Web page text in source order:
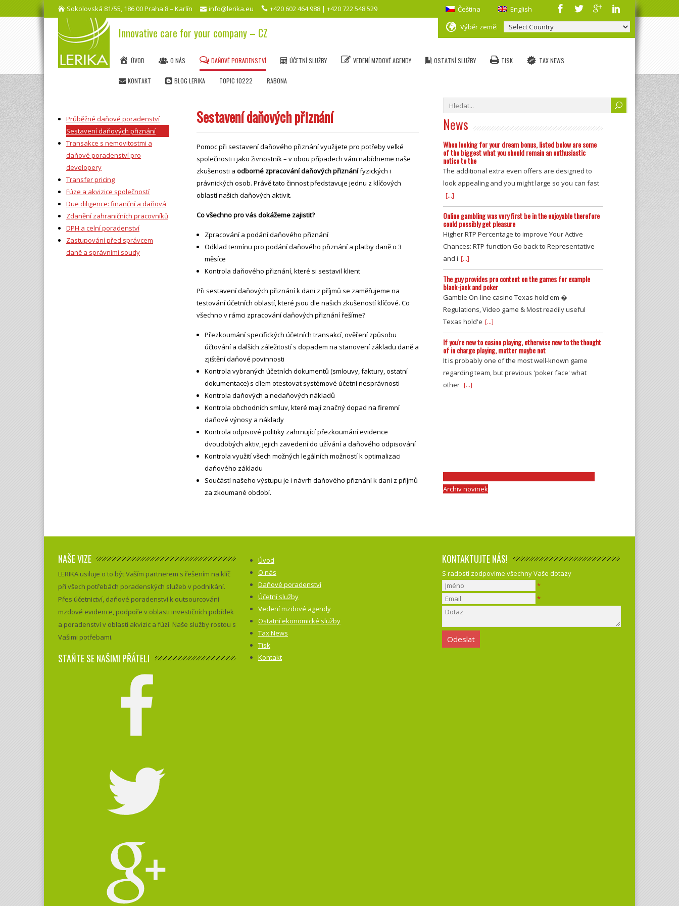
Sokolovská 81/55, 186 00 Praha 8 – Karlín info@lerika.eu +420 602 464 988 | +420 722 548 529 Čeština English
Innovative care for your company – CZ Výběr země:
ÚVOD O NÁS DAŇOVÉ PORADENSTVÍ ÚČETNÍ SLUŽBY VEDENÍ MZDOVÉ AGENDY OSTATNÍ SLUŽBY TISK TAX NEWS
KONTAKT BLOG LERIKA TOPIC 10222 RABONA
Průběžné daňové poradenství
Sestavení daňových přiznání
Transakce s nemovitostmi a
daňové poradenství pro
developery
Transfer pricing
Fúze a akvizice společností
Due diligence: finanční a daňová
Zdanění zahraničních pracovníků
DPH a celní poradenství
Zastupování před správcem
daně a správními soudy
Sestavení daňových přiznání
Pomoc při sestavení daňového přiznání využijete pro potřeby velké
společnosti i jako živnostník – v obou případech vám nabídneme naše
zkušenosti a odborné zpracování daňových přiznánífyzických i
právnických osob. Právě tato činnost představuje jednu z klíčových
oblastí našich daňových aktivit.
Co všechno pro vás dokážeme zajistit?
Zpracování a podání daňového přiznání
Odklad termínu pro podání daňového přiznání a platby daně o 3
měsíce
Kontrola daňového přiznání, které si sestavil klient
Při sestavení daňových přiznání k dani z příjmů se zaměřujeme na
testování účetních oblastí, které jsou dle našich zkušeností klíčové. Co
všechno v rámci zpracování daňových přiznání řešíme?
Přezkoumání specifických účetních transakcí, ověření způsobu
účtování a dalších záležitostí s dopadem na stanovení základu daně a
zjištění daňové povinnosti
Kontrola vybraných účetních dokumentů (smlouvy, faktury, ostatní
dokumentace) s cílem otestovat systémové účetní nesprávnosti
Kontrola daňových a nedaňových nákladů
Kontrola obchodních smluv, které mají značný dopad na firemní
daňové výnosy a náklady
Kontrola odpisové politiky zahrnující přezkoumání evidence
dvoudobých aktiv, jejich zavedení do užívání a daňového odpisování
Kontrola využití všech možných legálních možností k optimalizaci
daňového základu
Součástí našeho výstupu je i návrh daňového přiznání k dani z příjmů
za zkoumané období.
News
When looking for your dream bonus, listed below are some
of the biggest what you should remain an enthusiastic
notice to the
The additional extra even offers are designed to
look appealing and you might large so you can fast
[...]
Online gambling was very first be in the enjoyable therefore
could possibly get pleasure
Higher RTP Percentage to improve Your Active
Chances: RTP function Go back to Representative
and i [...]
The guy provides pro content on the games for example
black-jack and poker
Gamble On-line casino Texas hold'em �
Regulations, Video game & Most readily useful
Texas hold'e [...]
If you're new to casino playing, otherwise new to the thought
of in charge playing, matter maybe not
It is probably one of the most well-known game
regarding team, but previous 'poker face' what
other [...]
Archiv novinek
NAŠE VIZE
LERIKA usiluje o to být Vaším partnerem s řešením na klíč
při všech potřebách poradenských služeb v podnikání.
Přes účetnictví, daňové poradenství k outsourcování
mzdové evidence, podpoře v oblasti investičních pobídek
a poradenství v oblasti akvizic a fúzí. Naše služby rostou s
Vašimi potřebami.
STAŇTE SE NAŠIMI PŘÁTELI
Úvod
O nás
Daňové poradenství
Účetní služby
Vedení mzdové agendy
Ostatní ekonomické služby
Tax News
Tisk
Kontakt
KONTAKTUJTE NÁS!
S radostí zodpovíme všechny Vaše dotazy
*
*